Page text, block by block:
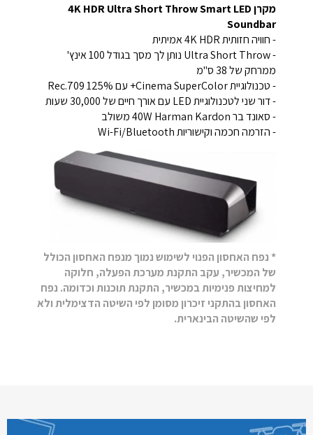
מקרן 4K HDR Ultra Short Throw Smart LED
Soundbar
- חוויה חזותית 4K HDR אמיתית
- Ultra Short Throw נותן לך מסך בגודל 100 אינץ'
ממרחק של 38 ס"מ
- טכנולוגיית Cinema SuperColor+ עם 125% Rec.709
- דור שני לטכנולוגיית LED עם אורך חיים של 30,000 שעות
- סאונד בר 40W Harman Kardon משולב
- הזרמה חכמה וקישוריות Wi-Fi/Bluetooth
* נפח האחסון הפנוי לשימוש נמוך מנפח האחסון הכולל
של המכשיר, עקב התקנת מערכת הפעלה, חלוקה
למחיצות פנימיות במכשיר, התקנת תוכנות וכדומה. נפח
האחסון בהתקני זיכרון מסומן לפי השיטה הדצימלית ולא
לפי שהשיטה הבינארית.